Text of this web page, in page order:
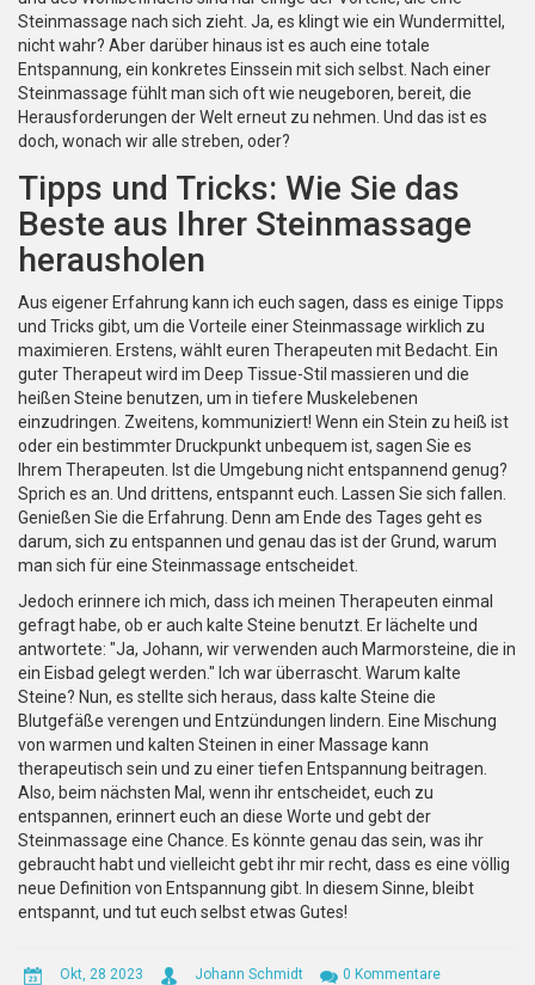
Steinmassage nach sich zieht. Ja, es klingt wie ein Wundermittel,
nicht wahr? Aber darüber hinaus ist es auch eine totale
Entspannung, ein konkretes Einssein mit sich selbst. Nach einer
Steinmassage fühlt man sich oft wie neugeboren, bereit, die
Herausforderungen der Welt erneut zu nehmen. Und das ist es
doch, wonach wir alle streben, oder?
Tipps und Tricks: Wie Sie das
Beste aus Ihrer Steinmassage
herausholen
Aus eigener Erfahrung kann ich euch sagen, dass es einige Tipps
und Tricks gibt, um die Vorteile einer Steinmassage wirklich zu
maximieren. Erstens, wählt euren Therapeuten mit Bedacht. Ein
guter Therapeut wird im Deep Tissue-Stil massieren und die
heißen Steine benutzen, um in tiefere Muskelebenen
einzudringen. Zweitens, kommuniziert! Wenn ein Stein zu heiß ist
oder ein bestimmter Druckpunkt unbequem ist, sagen Sie es
Ihrem Therapeuten. Ist die Umgebung nicht entspannend genug?
Sprich es an. Und drittens, entspannt euch. Lassen Sie sich fallen.
Genießen Sie die Erfahrung. Denn am Ende des Tages geht es
darum, sich zu entspannen und genau das ist der Grund, warum
man sich für eine Steinmassage entscheidet.
Jedoch erinnere ich mich, dass ich meinen Therapeuten einmal
gefragt habe, ob er auch kalte Steine benutzt. Er lächelte und
antwortete: "Ja, Johann, wir verwenden auch Marmorsteine, die in
ein Eisbad gelegt werden." Ich war überrascht. Warum kalte
Steine? Nun, es stellte sich heraus, dass kalte Steine die
Blutgefäße verengen und Entzündungen lindern. Eine Mischung
von warmen und kalten Steinen in einer Massage kann
therapeutisch sein und zu einer tiefen Entspannung beitragen.
Also, beim nächsten Mal, wenn ihr entscheidet, euch zu
entspannen, erinnert euch an diese Worte und gebt der
Steinmassage eine Chance. Es könnte genau das sein, was ihr
gebraucht habt und vielleicht gebt ihr mir recht, dass es eine völlig
neue Definition von Entspannung gibt. In diesem Sinne, bleibt
entspannt, und tut euch selbst etwas Gutes!
Okt, 28 2023 Johann Schmidt
0 Kommentare